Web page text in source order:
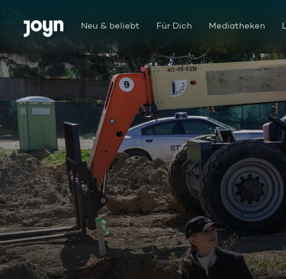
Zum Inhalt springen
Barrierefrei Neu & beliebt Für Dich Mediatheken